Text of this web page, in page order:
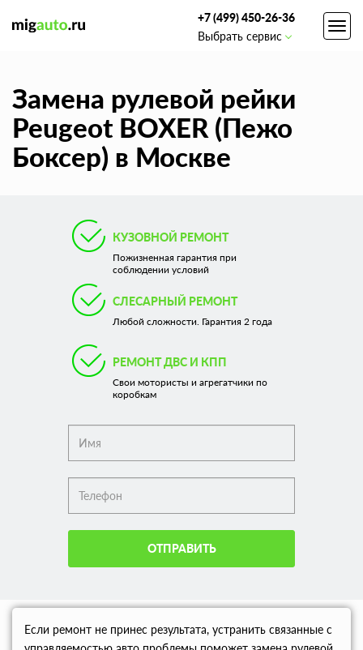
+7 (499) 450-26-36
Выбрать сервис
Замена рулевой рейки
Peugeot BOXER (Пежо
Боксер) в Москве
КУЗОВНОЙ РЕМОНТ
Пожизненная гарантия при
соблюдении условий
СЛЕСАРНЫЙ РЕМОНТ
Любой сложности. Гарантия 2 года
РЕМОНТ ДВС И КПП
Свои мотористы и агрегатчики по
коробкам
ОТПРАВИТЬ
Если ремонт не принес результата, устранить связанные с